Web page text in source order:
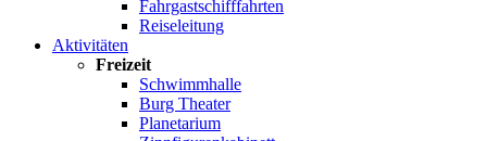
Fahrgastschifffahrten
Reiseleitung
Aktivitäten
Freizeit
Schwimmhalle
Burg Theater
Planetarium